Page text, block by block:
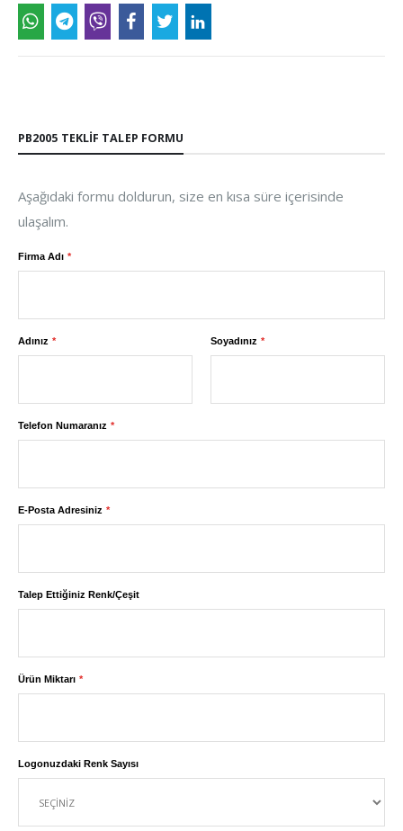
PB2005 TEKLIF TALEP FORMU
Aşağıdaki formu doldurun, size en kısa süre içerisinde
ulaşalım.
Firma Adı
Adınız Soyadınız
Telefon Numaranız
E-Posta Adresiniz
Talep Ettiğiniz Renk/Çeşit
Ürün Miktarı
Logonuzdaki Renk Sayısı